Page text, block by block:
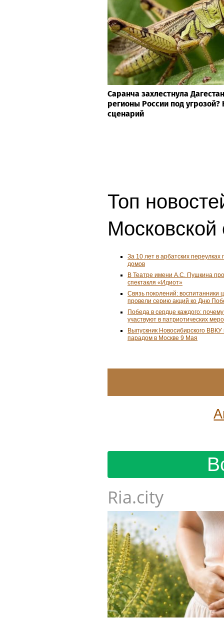
Саранча захлестнула
регионы России под
сценарий
Топ
Московской
За 10 лет в арбатских переулках
домов
В Театре имени А.С. Пушкина
спектакля «Идиот»
Связь поколений: воспитанники
провели серию акций ко Дню
Победа в сердце каждого:
участвуют в патриотических
Выпускник Новосибирского
парадом в Москве 9 Мая
Ria.city